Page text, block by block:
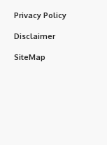
Privacy Policy
Disclaimer
SiteMap